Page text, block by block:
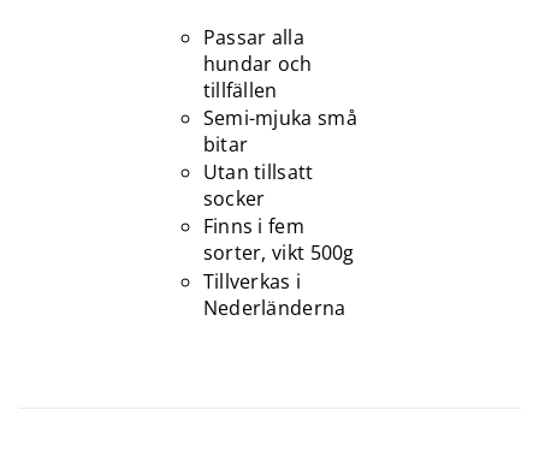
Passar alla
hundar och
tillfällen
Semi-mjuka små
bitar
Utan tillsatt
socker
Finns i fem
sorter, vikt 500g
Tillverkas i
Nederländerna